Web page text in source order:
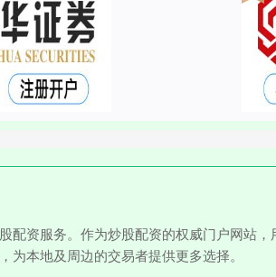
资服务。作为炒股配资的权威门户网站
本地及周边的交易者提供更多选择。